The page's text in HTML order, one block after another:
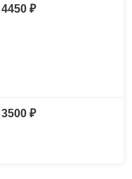
4450 ₽
3500 ₽